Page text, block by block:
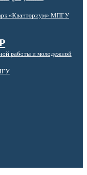
«Кванториум» МПГУ
работы и молодежной